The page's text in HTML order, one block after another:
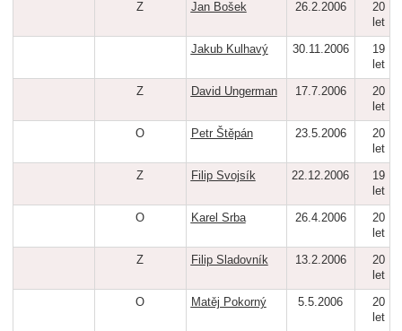
Z Jan Bošek 26.2.2006
20
let
Jakub Kulhavý 30.11.2006
19
let
Z David Ungerman 17.7.2006
20
let
O Petr Štěpán 23.5.2006
20
let
Z Filip Svojsík 22.12.2006
19
let
O Karel Srba 26.4.2006
20
let
Z Filip Sladovník 13.2.2006
20
let
O Matěj Pokorný 5.5.2006
20
let